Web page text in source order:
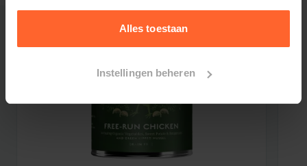
Alles toestaan
Instellingen beheren
Vitamine D3 200 IE
Zinksulfaat-monohydraat 15mg
Mangaansulfaat 3 mg
Elke hond is uniek en de optimale hoeveelheid
voer variëren sterk afhankelijk van factoren zoals
leeftijd, activiteit, metabolisme en milieu. Als
uitgangspunt raden we u begint aan de